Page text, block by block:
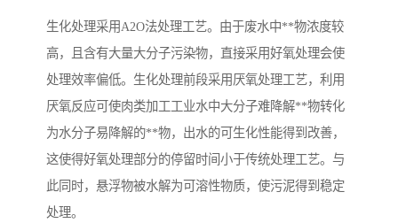
生化处理采用A2O法处理工艺。由于废水中**物浓度较
高，且含有大量大分子污染物，直接采用好氧处理会使
处理效率偏低。生化处理前段采用厌氧处理工艺，利用
厌氧反应可使肉类加工工业水中大分子难降解**物转化
为水分子易降解的**物，出水的可生化性能得到改善，
这使得好氧处理部分的停留时间小于传统处理工艺。与
此同时，悬浮物被水解为可溶性物质，使污泥得到稳定
处理。
印刷厂污水处理设备 二级生化污水处理设备
污水提升泵站 口腔科污水处理设备
风景区生活污水处理一体
化设备
一体化污水处理设备
无动力一体化污水处理设